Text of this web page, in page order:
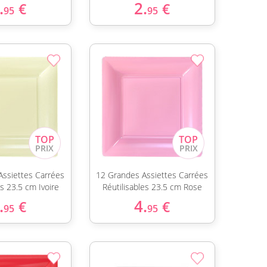
95 € 2.95 €
Carrées
23.5 cm Ivoire
95 €
12 Grandes Assiettes Carrées
Réutilisables 23.5 cm Rose
4.95 €